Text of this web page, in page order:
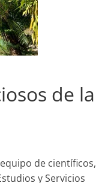
de la
de científicos,
y Servicios